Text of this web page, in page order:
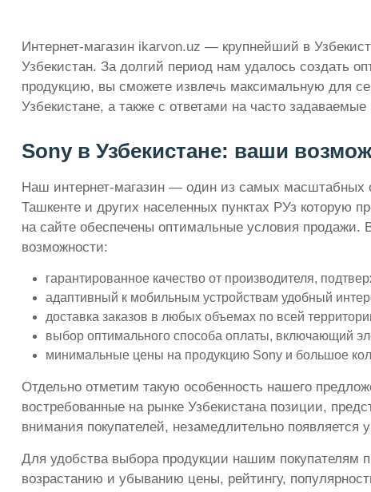
Интернет-магазин ikarvon.uz — крупнейший в
Узбекистан. За долгий период нам удалось создать
продукцию, вы сможете извлечь максимальную для
Узбекистане, а также с ответами на часто задаваемые
Sony в Узбекистане: ваши
Наш интернет-магазин — один из самых масштабных
Ташкенте и других населенных пунктах РУз которую
на сайте обеспечены оптимальные условия продажи.
возможности:
гарантированное качество от производителя,
адаптивный к мобильным устройствам удобный
доставка заказов в любых объемах по всей
выбор оптимального способа оплаты, включающий
минимальные цены на продукцию Sony и большое
Отдельно отметим такую особенность нашего
востребованные на рынке Узбекистана позиции,
внимания покупателей, незамедлительно появляется
Для удобства выбора продукции нашим покупателям
возрастанию и убыванию цены, рейтингу,